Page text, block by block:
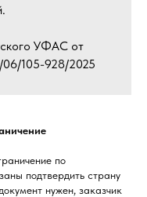
УФАС от
105-928/2025
по
подтвердить страну
нужен, заказчик